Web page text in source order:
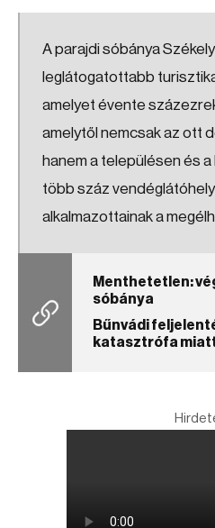
A parajdi sóbánya
leglátogatottabb
amelyet évente
amelytől nemcsak az ott
hanem a településen és
több száz
alkalmazottainak a
Menthetetlen:
sóbánya
Bűnvádi
katasztrófa